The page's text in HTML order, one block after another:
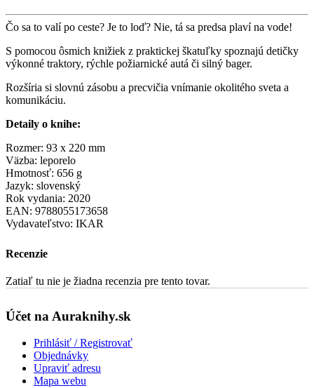
Čo sa to valí po ceste? Je to loď? Nie, tá sa predsa plaví na vode!
S pomocou ôsmich knižiek z praktickej škatuľky spoznajú detičky
výkonné traktory, rýchle požiarnické autá či silný bager.
Rozšíria si slovnú zásobu a precvičia vnímanie okolitého sveta a
komunikáciu.
Detaily o knihe:
Rozmer: 93 x 220 mm
Väzba: leporelo
Hmotnosť: 656 g
Jazyk: slovenský
Rok vydania: 2020
EAN: 9788055173658
Vydavateľstvo: IKAR
Recenzie
Zatiaľ tu nie je žiadna recenzia pre tento tovar.
Účet na Auraknihy.sk
Prihlásiť / Registrovať
Objednávky
Upraviť adresu
Mapa webu